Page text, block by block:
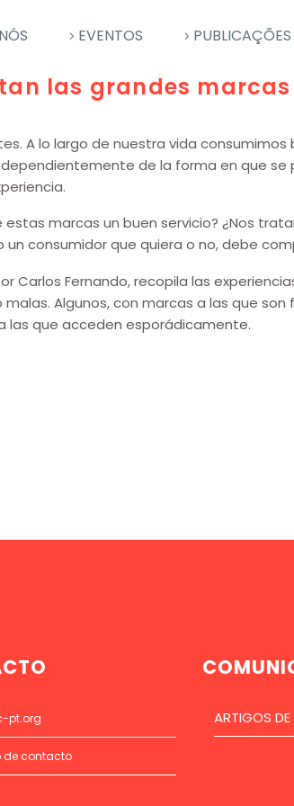
EVENTOS PUBLICAÇÕES
las grandes
A lo largo de nuestra vida
de la forma en que
estas marcas un buen servicio? ¿Nos
consumidor que quiera o no, debe
Carlos Fernando, recopila las
malas. Algunos, con marcas a las que
las que acceden esporádicamente.
pt.org
de contacto
ARTIGOS DE